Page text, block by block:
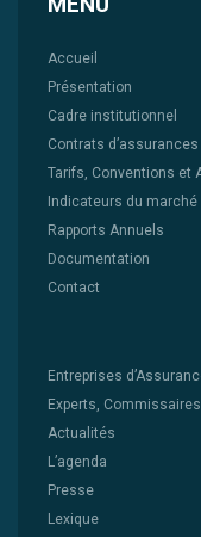
Accueil
Présentation
Cadre institutionnel
Contrats d’assurances
Tarifs, Conventions et
Indicateurs du marché
Rapports Annuels
Documentation
Contact
Entreprises
Experts,
Actualités
L’agenda
Presse
Lexique